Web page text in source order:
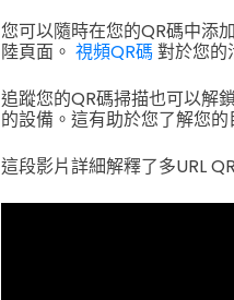
您可以隨時在您的QR碼中添
陸頁面。 視頻QR碼 對於您的
追蹤您的QR碼掃描也可以解
的設備。這有助於您了解您
這段影片詳細解釋了多URL